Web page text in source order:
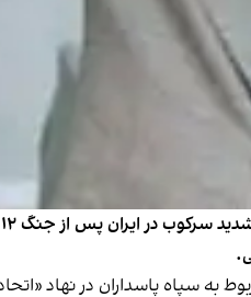
به سپاه پاسداران در نهاد